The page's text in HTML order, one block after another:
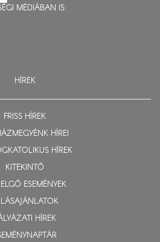
MÉDIÁBAN IS:
HÍREK
FRISS HÍREK
HÍREI
HÍREK
KITEKINTŐ
ESEMÉNYEK
HÍREK